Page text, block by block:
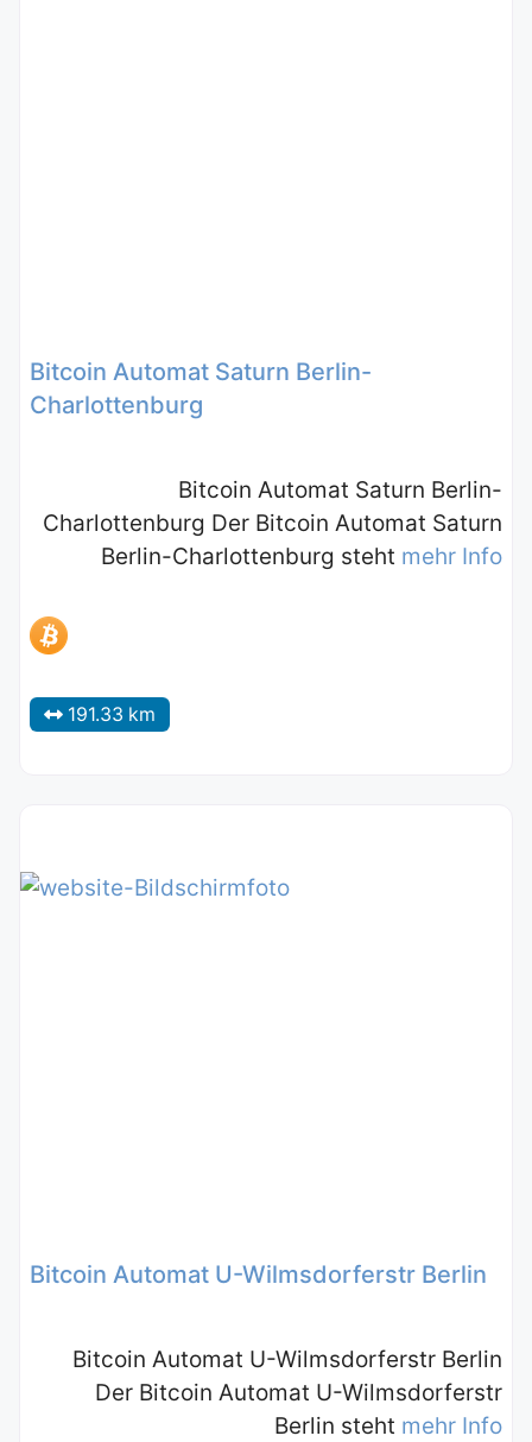
Bitcoin Automat Saturn Berlin-
Charlottenburg
Bitcoin Automat Saturn Berlin-
Charlottenburg Der Bitcoin Automat Saturn
Berlin-Charlottenburg steht mehr Info
191.33 km
Bitcoin Automat U-Wilmsdorferstr Berlin
Bitcoin Automat U-Wilmsdorferstr Berlin
Der Bitcoin Automat U-Wilmsdorferstr
Berlin steht mehr Info